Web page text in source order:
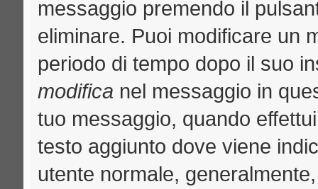
messaggio premendo il
eliminare. Puoi modificare un
periodo di tempo dopo il suo
modifica nel messaggio in
tuo messaggio, quando
testo aggiunto dove viene
utente normale,